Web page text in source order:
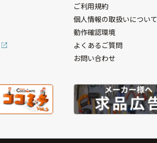
ご利用規約
個人情報の取扱いについて
動作確認環境
よくあるご質問
お問い合わせ